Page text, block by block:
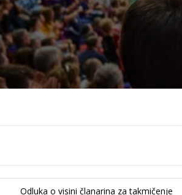
Odluka o visini članarina za takmičenje